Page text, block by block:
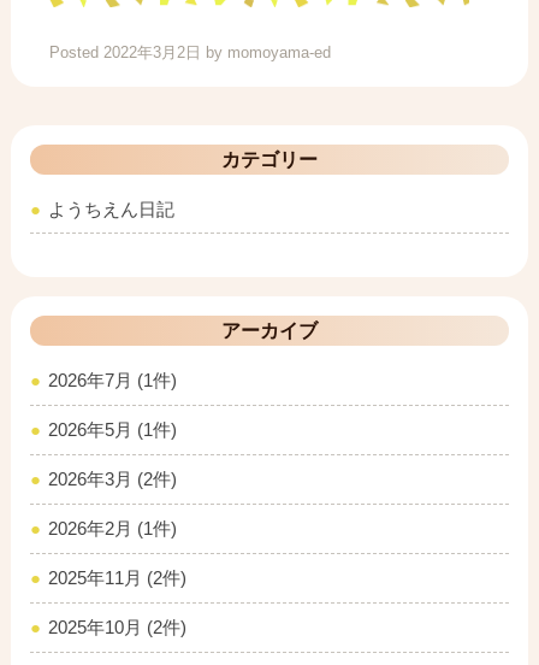
Posted 2022年3月2日 by momoyama-ed
カテゴリー
ようちえん日記
アーカイブ
2026年7月 (1件)
2026年5月 (1件)
2026年3月 (2件)
2026年2月 (1件)
2025年11月 (2件)
2025年10月 (2件)